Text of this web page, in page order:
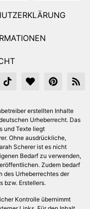
erstellten Inhalte
Urheberrecht. Das
und Texte liegt
Ohne ausdrückliche,
Scherer ist es nicht
Bedarf zu verwenden,
Zudem bedarf
des Urheberrechtes der
bzw. Erstellers.
Kontrolle übernimmt